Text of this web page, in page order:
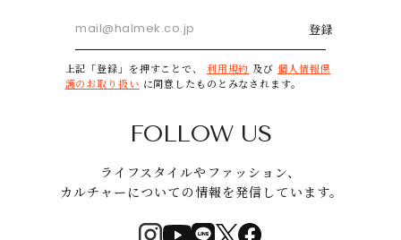
登録
上記「登録」を押すことで、 利用規約 及び 個人情報保
護のお取り扱い に同意したものとみなされます。
FOLLOW US
ライフスタイルやファッション、
カルチャーについての情報を発信しています。